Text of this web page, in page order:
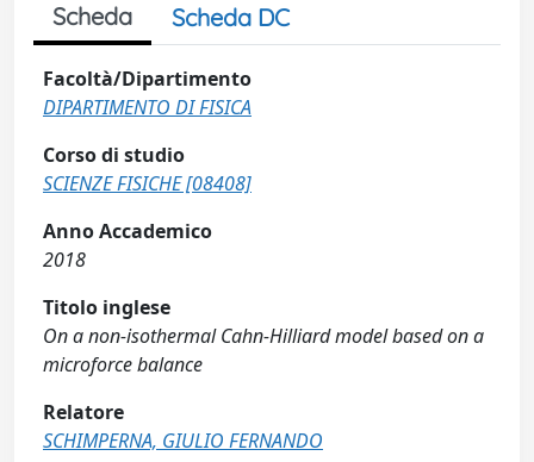
Scheda Scheda DC
Facoltà/Dipartimento
DIPARTIMENTO DI FISICA
Corso di studio
SCIENZE FISICHE [08408]
Anno Accademico
2018
Titolo inglese
On a non-isothermal Cahn-Hilliard model based on a
microforce balance
Relatore
SCHIMPERNA, GIULIO FERNANDO